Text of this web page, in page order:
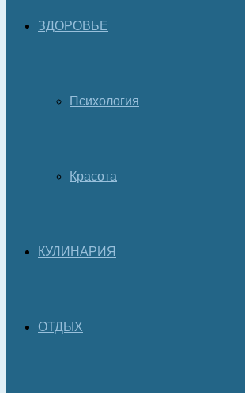
ЗДОРОВЬЕ
Психология
Красота
КУЛИНАРИЯ
ОТДЫХ